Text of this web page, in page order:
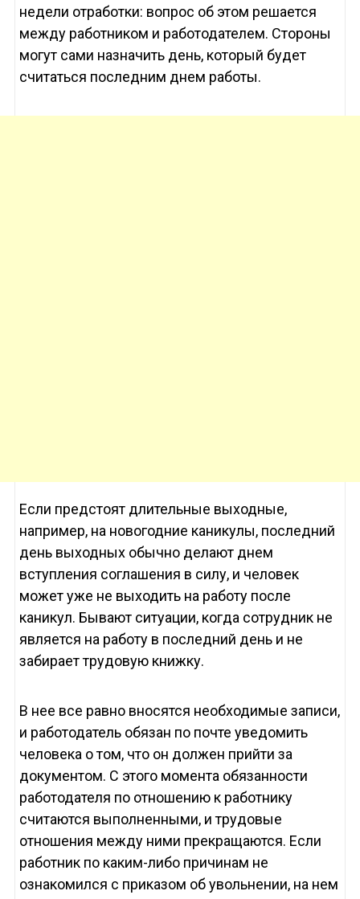
недели отработки: вопрос об этом решается
между работником и работодателем. Стороны
могут сами назначить день, который будет
считаться последним днем работы.
Если предстоят длительные выходные,
например, на новогодние каникулы, последний
день выходных обычно делают днем
вступления соглашения в силу, и человек
может уже не выходить на работу после
каникул. Бывают ситуации, когда сотрудник не
является на работу в последний день и не
забирает трудовую книжку.
В нее все равно вносятся необходимые записи,
и работодатель обязан по почте уведомить
человека о том, что он должен прийти за
документом. С этого момента обязанности
работодателя по отношению к работнику
считаются выполненными, и трудовые
отношения между ними прекращаются. Если
работник по каким-либо причинам не
ознакомился с приказом об увольнении, на нем